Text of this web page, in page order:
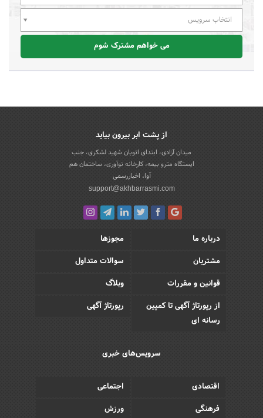
انتخاب سرویس
می خواهم مشترک شوم
از پشت ابر بیرون بیاید
میدان آزادی، ابتدای اتوبان شهید لشکری، جنب
ایستگاه مترو بیمه، کارخانه نوآوری، ساختمان هم
آوا، اخباررسمی
support@akhbarrasmi.com
درباره ما
مجوزها
مشتریان
سوالات متداول
قوانین و مقررات
وبلاگ
از رپورتاژ آگهی تا کمپین
رسانه ای
رپورتاژ آگهی
سرویس‌های خبری
اقتصادی
اجتماعی
فرهنگی
ورزش